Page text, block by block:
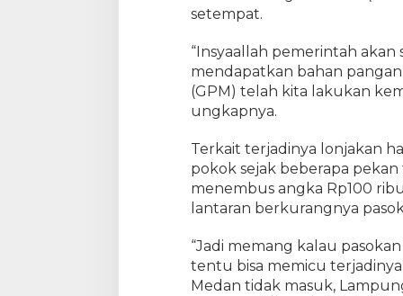
P
n
n
M
r
a
h
d
n
B
e
setempat.
“Insyaallah pemerintah
mendapatkan bahan
(GPM) telah kita lakukan
ungkapnya.
Terkait terjadinya lonjakan
pokok sejak beberapa
menembus angka Rp100
lantaran berkurangnya
“Jadi memang kalau
tentu bisa memicu
Medan tidak masuk,